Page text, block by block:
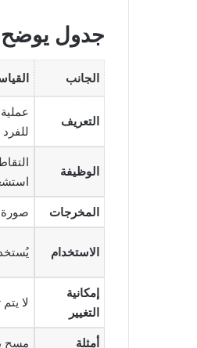
جدول يوضح
الجانب
التعريف
للفرد
الوظيفة
المخرجات صورة
الاستخدام
إمكانية
التغيير
لا
أمثلة مسح